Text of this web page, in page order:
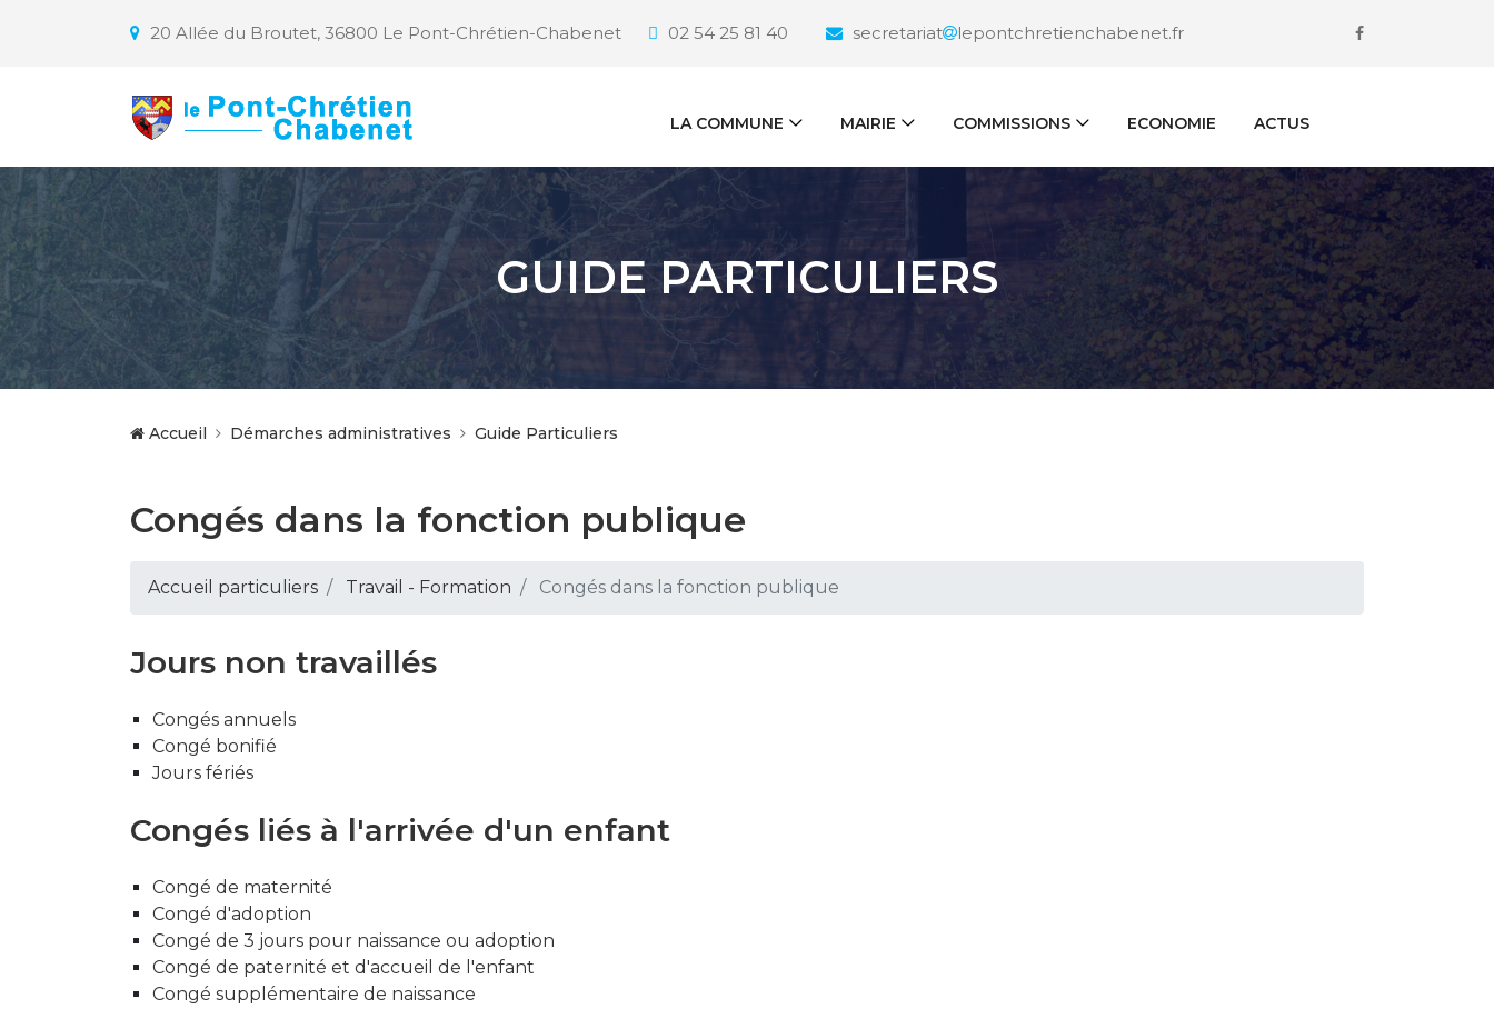
20 Allée du Broutet, 36800 Le Pont-Chrétien-Chabenet 02 54 25 81 40 secretariat lepontchretienchabenet.fr
LA COMMUNE MAIRIE COMMISSIONS ECONOMIE ACTUS
GUIDE PARTICULIERS
Accueil Démarches administratives Guide Particuliers
Congés dans la fonction publique
Accueil particuliers Travail - Formation Congés dans la fonction publique
Jours non travaillés
Congés annuels
Congé bonifié
Jours fériés
Congés liés à l'arrivée d'un enfant
Congé de maternité
Congé d'adoption
Congé de 3 jours pour naissance ou adoption
Congé de paternité et d'accueil de l'enfant
Congé supplémentaire de naissance